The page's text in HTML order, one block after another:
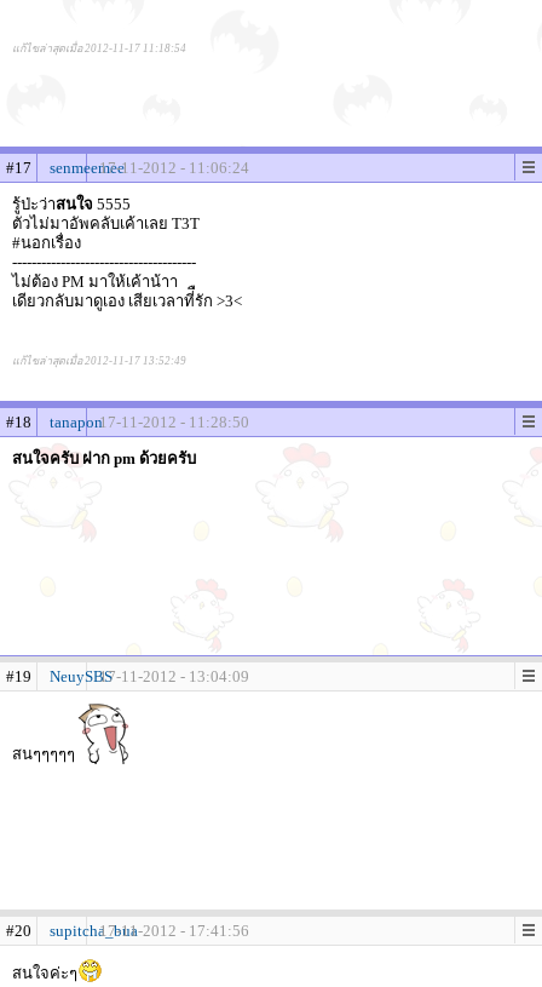
แก้ไขล่าสุดเมื่อ 2012-11-17 11:18:54
#17 senmeemee17-11-2012 - 11:06:24
รู้ป่ะว่าสนใจ 5555
ตัวไม่มาอัพคลับเค้าเลย T3T
#นอกเรื่อง
--------------------------------------
ไม่ต้อง PM มาให้เค้าน้าา
เดียวกลับมาดูเอง เสียเวลาที่ืรัก >3<
แก้ไขล่าสุดเมื่อ 2012-11-17 13:52:49
#18 tanapon17-11-2012 - 11:28:50
สนใจครับ ฝาก pm ด้วยครับ
#19 NeuySBS17-11-2012 - 13:04:09
สนๆๆๆๆๆ
#20 supitcha_bua17-11-2012 - 17:41:56
สนใจค่ะๆ